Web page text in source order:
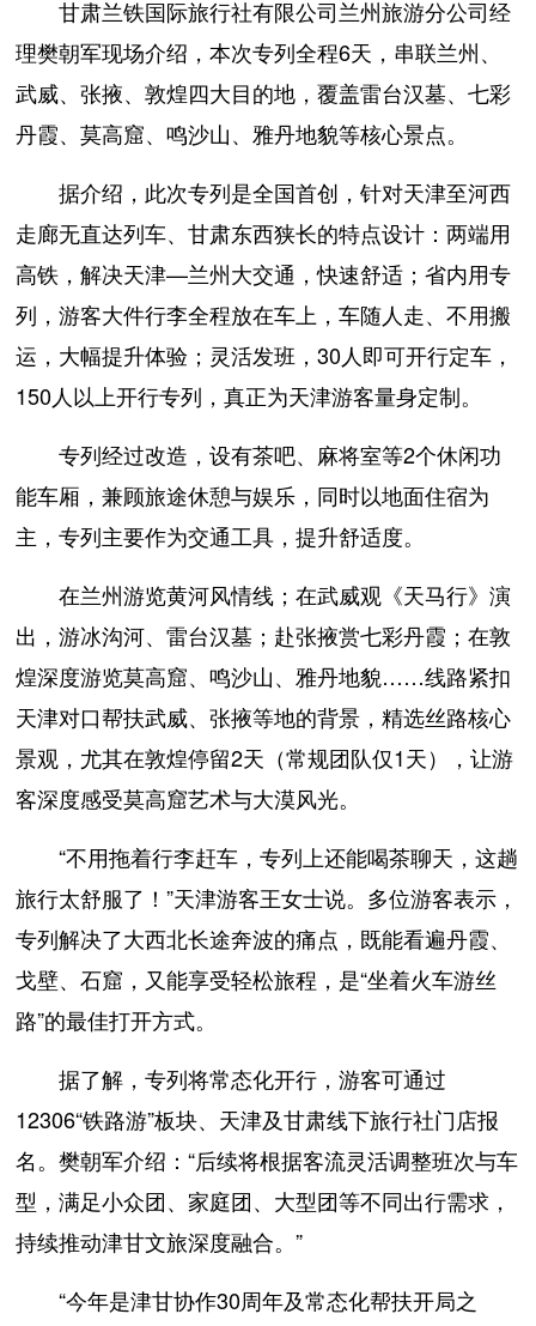
甘肃兰铁国际旅行社有限公司兰州旅游分公司经
理樊朝军现场介绍，本次专列全程6天，串联兰州、
武威、张掖、敦煌四大目的地，覆盖雷台汉墓、七彩
丹霞、莫高窟、鸣沙山、雅丹地貌等核心景点。
据介绍，此次专列是全国首创，针对天津至河西
走廊无直达列车、甘肃东西狭长的特点设计：两端用
高铁，解决天津—兰州大交通，快速舒适；省内用专
列，游客大件行李全程放在车上，车随人走、不用搬
运，大幅提升体验；灵活发班，30人即可开行定车，
150人以上开行专列，真正为天津游客量身定制。
专列经过改造，设有茶吧、麻将室等2个休闲功
能车厢，兼顾旅途休憩与娱乐，同时以地面住宿为
主，专列主要作为交通工具，提升舒适度。
在兰州游览黄河风情线；在武威观《天马行》演
出，游冰沟河、雷台汉墓；赴张掖赏七彩丹霞；在敦
煌深度游览莫高窟、鸣沙山、雅丹地貌……线路紧扣
天津对口帮扶武威、张掖等地的背景，精选丝路核心
景观，尤其在敦煌停留2天（常规团队仅1天），让游
客深度感受莫高窟艺术与大漠风光。
“不用拖着行李赶车，专列上还能喝茶聊天，这趟
旅行太舒服了！”天津游客王女士说。多位游客表示，
专列解决了大西北长途奔波的痛点，既能看遍丹霞、
戈壁、石窟，又能享受轻松旅程，是“坐着火车游丝
路”的最佳打开方式。
据了解，专列将常态化开行，游客可通过
12306“铁路游”板块、天津及甘肃线下旅行社门店报
名。樊朝军介绍：“后续将根据客流灵活调整班次与车
型，满足小众团、家庭团、大型团等不同出行需求，
持续推动津甘文旅深度融合。”
“今年是津甘协作30周年及常态化帮扶开局之